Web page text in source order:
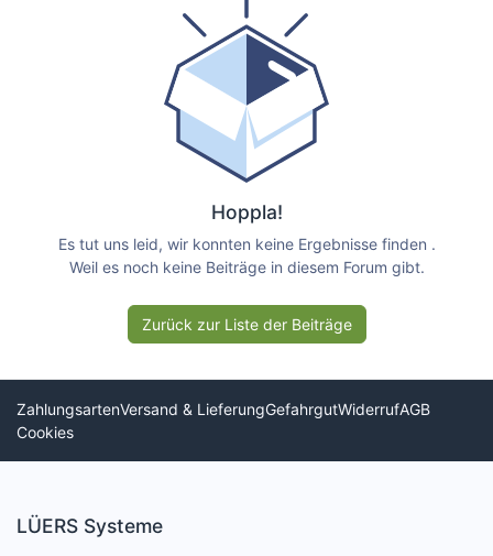
Hoppla!
Es tut uns leid, wir konnten keine Ergebnisse finden .
Weil es noch keine Beiträge in diesem Forum gibt.
Zurück zur Liste der Beiträge
ZahlungsartenVersand & LieferungGefahrgutWiderrufAGB
Cookies
LÜERS Systeme